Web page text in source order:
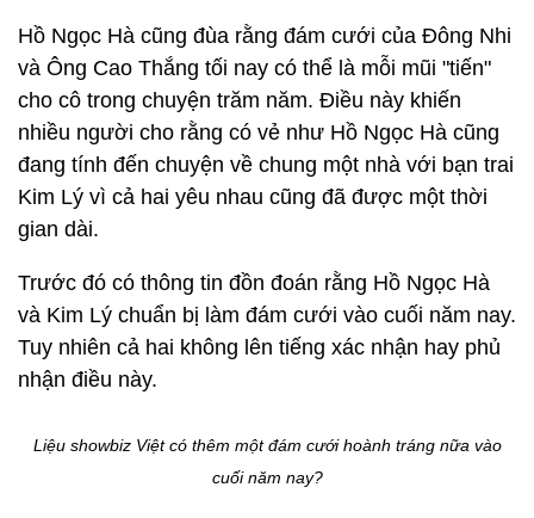
Hồ Ngọc Hà cũng đùa rằng đám cưới của Đông Nhi
và Ông Cao Thắng tối nay có thể là mỗi mũi "tiến"
cho cô trong chuyện trăm năm. Điều này khiến
nhiều người cho rằng có vẻ như Hồ Ngọc Hà cũng
đang tính đến chuyện về chung một nhà với bạn trai
Kim Lý vì cả hai yêu nhau cũng đã được một thời
gian dài.
Trước đó có thông tin đồn đoán rằng Hồ Ngọc Hà
và Kim Lý chuẩn bị làm đám cưới vào cuối năm nay.
Tuy nhiên cả hai không lên tiếng xác nhận hay phủ
nhận điều này.
Liệu showbiz Việt có thêm một đám cưới hoành tráng nữa vào
cuối năm nay?